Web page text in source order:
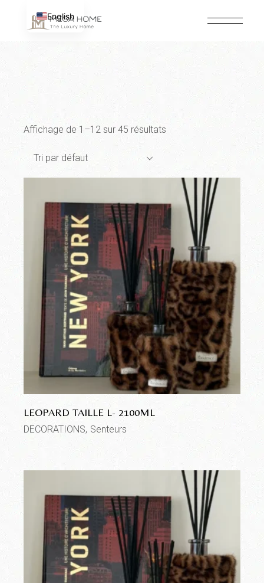
contenu
Affichage de 1–12 sur 45 résultats
Tri par défaut
LEOPARD TAILLE L- 2100ML
DECORATIONS Senteurs
English